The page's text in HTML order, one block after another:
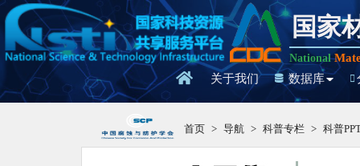
国家
National
关于我们
数据库
首页 > 导航 > 科普专栏 > 科普